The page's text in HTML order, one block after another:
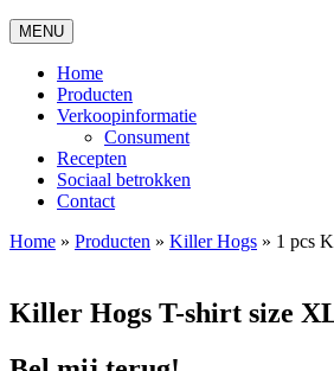
MENU
Home
Producten
Verkoopinformatie
Consument
Recepten
Sociaal betrokken
Contact
Home » Producten » Killer Hogs » 1 pcs
Killer Hogs T-shirt size